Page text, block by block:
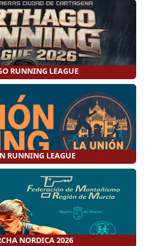
RUNNING LEAGUE
RUNNING LEAGUE
NORDICA 2026